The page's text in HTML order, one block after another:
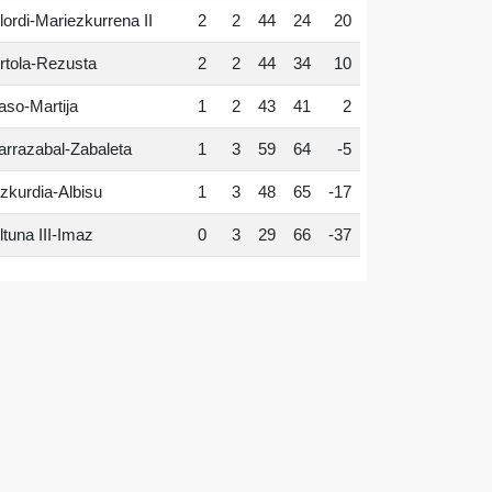
Mariezkurrena II 2 2 44 24 20
Rezusta 2 2 44 34 10
Martija 1 2 43 41 2
Zabaleta 1 3 59 64 -5
Albisu 1 3 48 65 -17
III-Imaz 0 3 29 66 -37